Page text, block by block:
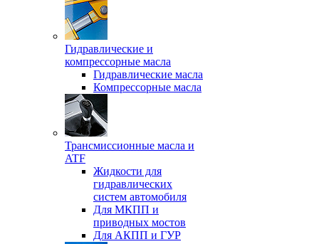
Гидравлические и
компрессорные масла
Гидравлические масла
Компрессорные масла
Трансмиссионные масла и
ATF
Жидкости для
гидравлических
систем автомобиля
Для МКПП и
приводных мостов
Для АКПП и ГУР